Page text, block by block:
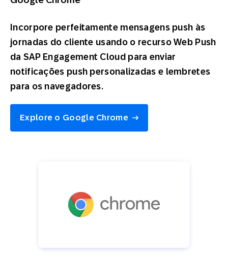
Incorpore perfeitamente mensagens push às
jornadas do cliente usando o recurso Web Push
da SAP Engagement Cloud para enviar
notificações push personalizadas e lembretes
para os navegadores.
Explore o Google Chrome